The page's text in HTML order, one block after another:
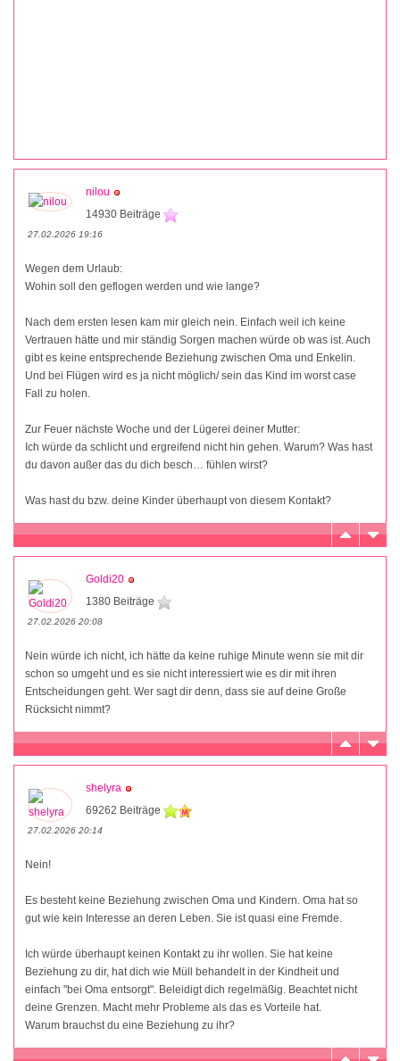
nilou
14930 Beiträge
27.02.2026 19:16
Wegen dem Urlaub:
Wohin soll den geflogen werden und wie lange?
Nach dem ersten lesen kam mir gleich nein. Einfach weil ich keine
Vertrauen hätte und mir ständig Sorgen machen würde ob was ist. Auch
gibt es keine entsprechende Beziehung zwischen Oma und Enkelin.
Und bei Flügen wird es ja nicht möglich/ sein das Kind im worst case
Fall zu holen.
Zur Feuer nächste Woche und der Lügerei deiner Mutter:
Ich würde da schlicht und ergreifend nicht hin gehen. Warum? Was hast
du davon außer das du dich besch… fühlen wirst?
Was hast du bzw. deine Kinder überhaupt von diesem Kontakt?
Goldi20
1380 Beiträge
27.02.2026 20:08
Nein würde ich nicht, ich hätte da keine ruhige Minute wenn sie mit dir
schon so umgeht und es sie nicht interessiert wie es dir mit ihren
Entscheidungen geht. Wer sagt dir denn, dass sie auf deine Große
Rücksicht nimmt?
shelyra
69262 Beiträge
27.02.2026 20:14
Nein!
Es besteht keine Beziehung zwischen Oma und Kindern. Oma hat so
gut wie kein Interesse an deren Leben. Sie ist quasi eine Fremde.
Ich würde überhaupt keinen Kontakt zu ihr wollen. Sie hat keine
Beziehung zu dir, hat dich wie Müll behandelt in der Kindheit und
einfach "bei Oma entsorgt". Beleidigt dich regelmäßig. Beachtet nicht
deine Grenzen. Macht mehr Probleme als das es Vorteile hat.
Warum brauchst du eine Beziehung zu ihr?